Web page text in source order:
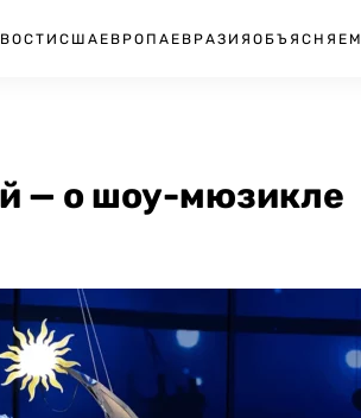
США ЕВРОПА ЕВРАЗИЯ ОБЪЯСНЯЕМ
— о шоу-мюзикле